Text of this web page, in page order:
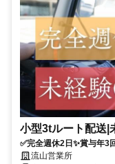
小型3tルート配送|
✅完全週休2日✨賞与年3
流山営業所